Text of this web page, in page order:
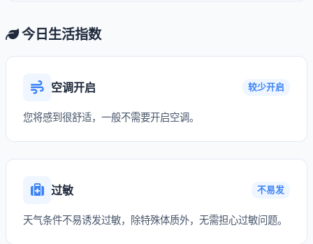
今日生活指数
空调开启 较少开启
您将感到很舒适，一般不需要开启空调。
过敏 不易发
天气条件不易诱发过敏，除特殊体质外，无需担心过敏问题。